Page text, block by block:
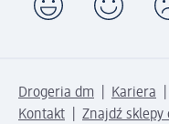
Drogeria dm Kariera
Kontakt
Znajdź sklepy